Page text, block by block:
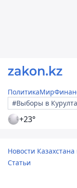
ПолитикаМир
#Выборы в
+23°
Новости
Статьи